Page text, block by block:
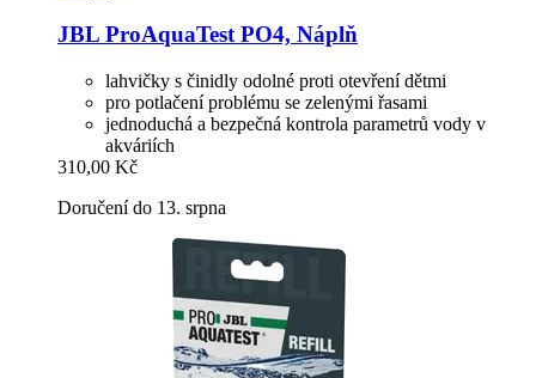
JBL ProAquaTest PO4, Náplň
lahvičky s činidly odolné proti otevření dětmi
pro potlačení problému se zelenými řasami
jednoduchá a bezpečná kontrola parametrů vody v
akváriích
310,00 Kč
Doručení do 13. srpna